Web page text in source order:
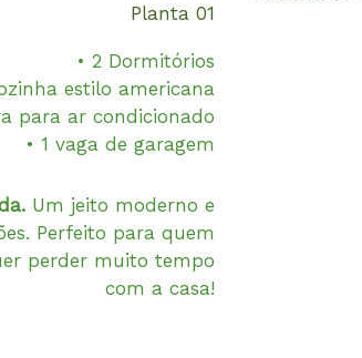
Planta 01
• 2 Dormitórios
estilo americana
para ar condicionado
• 1 vaga de garagem
Um jeito moderno e
Perfeito para quem
perder muito tempo
com a casa!